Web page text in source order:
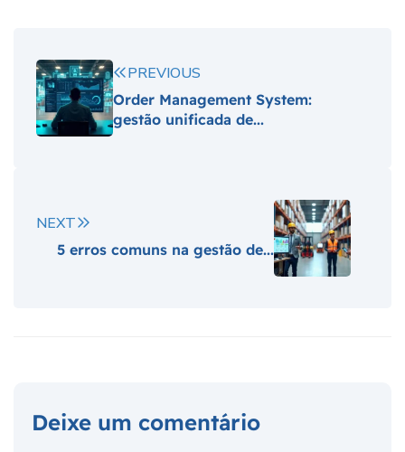
PREVIOUS
Order Management System:
gestão unificada de...
NEXT
5 erros comuns na gestão de...
Deixe um comentário